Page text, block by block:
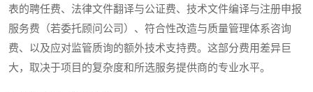
表的聘任费、法律文件翻译与公证费、技术文件编译与注册申报
服务费（若委托顾问公司）、符合性改造与质量管理体系咨询
费、以及应对监管质询的额外技术支持费。这部分费用差异巨
大，取决于项目的复杂度和所选服务提供商的专业水平。